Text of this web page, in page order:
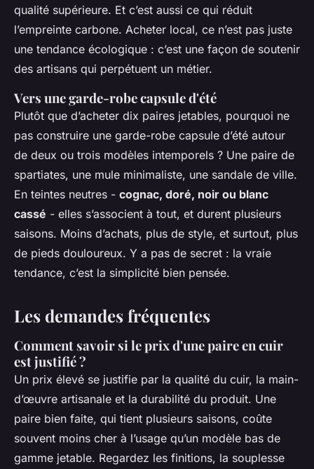
qualité supérieure. Et c’est aussi ce qui réduit
l’empreinte carbone. Acheter local, ce n’est pas juste
une tendance écologique : c’est une façon de soutenir
des artisans qui perpétuent un métier.
Vers une garde-robe capsule d'été
Plutôt que d’acheter dix paires jetables, pourquoi ne
pas construire une garde-robe capsule d’été autour
de deux ou trois modèles intemporels ? Une paire de
spartiates, une mule minimaliste, une sandale de ville.
En teintes neutres - cognac, doré, noir ou blanc
cassé - elles s’associent à tout, et durent plusieurs
saisons. Moins d’achats, plus de style, et surtout, plus
de pieds douloureux. Y a pas de secret : la vraie
tendance, c’est la simplicité bien pensée.
Les demandes fréquentes
Comment savoir si le prix d'une paire en cuir
est justifié ?
Un prix élevé se justifie par la qualité du cuir, la main-
d’œuvre artisanale et la durabilité du produit. Une
paire bien faite, qui tient plusieurs saisons, coûte
souvent moins cher à l’usage qu’un modèle bas de
gamme jetable. Regardez les finitions, la souplesse